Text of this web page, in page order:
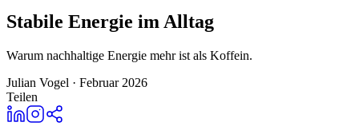
Stabile Energie im Alltag
Warum nachhaltige Energie mehr ist als Koffein.
Julian Vogel · Februar 2026
Teilen